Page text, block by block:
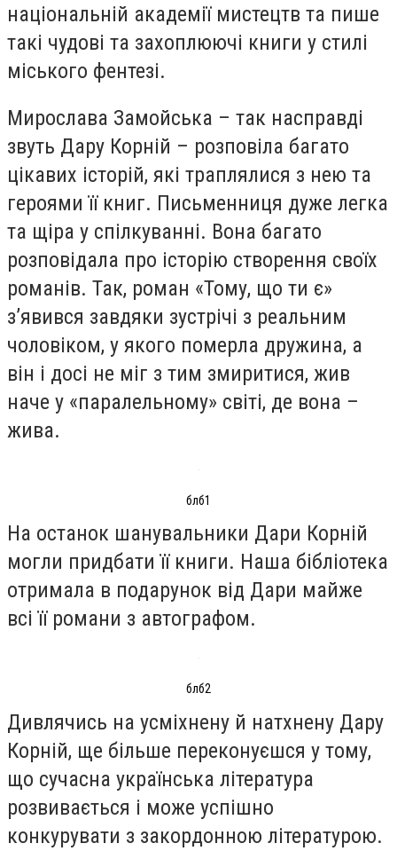
національній академії мистецтв та пише
такі чудові та захоплюючі книги у стилі
міського фентезі.
Мирослава Замойська – так насправді
звуть Дару Корній – розповіла багато
цікавих історій, які траплялися з нею та
героями її книг. Письменниця дуже легка
та щіра у спілкуванні. Вона багато
розповідала про історію створення своїх
романів. Так, роман «Тому, що ти є»
з’явився завдяки зустрічі з реальним
чоловіком, у якого померла дружина, а
він і досі не міг з тим змиритися, жив
наче у «паралельному» світі, де вона –
жива.
блб1
На останок шанувальники Дари Корній
могли придбати її книги. Наша бібліотека
отримала в подарунок від Дари майже
всі її романи з автографом.
блб2
Дивлячись на усміхнену й натхнену Дару
Корній, ще більше переконуєшся у тому,
що сучасна українська література
розвивається і може успішно
конкурувати з закордонною літературою.